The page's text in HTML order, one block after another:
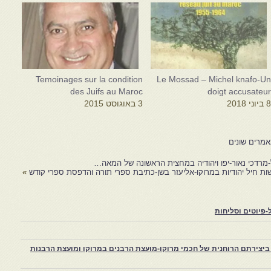
Le Mossad – Michel knafo-Un
doigt accusateur
8 ביוני 2018
Temoinages sur la condition
des Juifs au Maroc
3 באוגוסט 2015
נאור-יפו ויהודיה במחצית הראשונה של המאה…
חיל יהודיות במרוקו-אליעזר בשן-כתיבת ספרי תורה והדפסת ספרי קודש »
וסליחות
הרוחנית של חכמי מרוקו-מועצת הרבנים במרוקו ומועצת הרבנות